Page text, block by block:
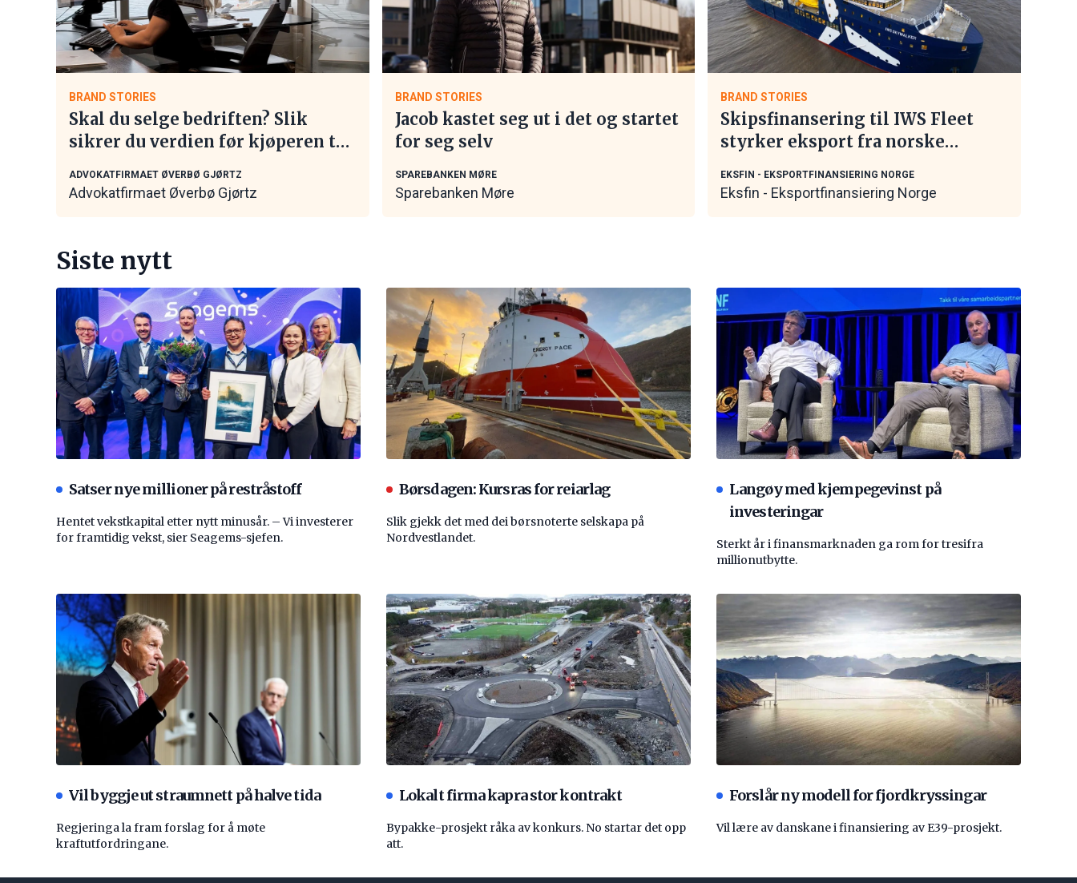
BRAND STORIES
Skal du selge bedriften? Slik
sikrer du verdien før kjøperen tar
ADVOKATFIRMAET ØVERBØ GJØRTZ
Advokatfirmaet Øverbø Gjørtz
BRAND STORIES
Jacob kastet seg ut i det og startet
for seg selv
SPAREBANKEN MØRE
Sparebanken Møre
BRAND STORIES
Skipsfinansering til IWS Fleet
styrker eksport fra norske
EKSFIN - EKSPORTFINANSIERING NORGE
Eksfin - Eksportfinansiering Norge
Siste nytt
Satser nye millioner på restråstoff
Hentet vekstkapital etter nytt minusår. – Vi investerer
for framtidig vekst, sier Seagems-sjefen.
Børsdagen: Kursras for reiarlag
Slik gjekk det med dei børsnoterte selskapa på
Nordvestlandet.
Langøy med kjempegevinst på
investeringar
Sterkt år i finansmarknaden ga rom for tresifra
millionutbytte.
Vil byggje ut straumnett på halve tida
Regjeringa la fram forslag for å møte
kraftutfordringane.
Lokalt firma kapra stor kontrakt
Bypakke-prosjekt råka av konkurs. No startar det opp
att.
Forslår ny modell for fjordkryssingar
Vil lære av danskane i finansiering av E39-prosjekt.